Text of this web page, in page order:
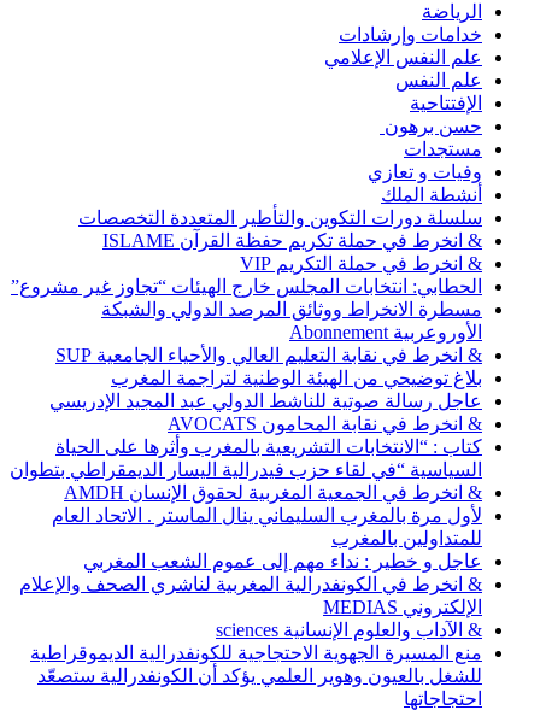
الرياضة
خدامات وإرشادات
علم النفس الإعلامي
علم النفس
الإفتتاحية
حسن برهون
مستجدات
وفيات و تعازي
أنشطة الملك
سلسلة دورات التكوين والتأطير المتعددة التخصصات
& انخرط في حملة تكريم حفظة القرآن ISLAME
& انخرط في حملة التكريم VIP
الحطابي: انتخابات المجلس خارج الهيئات “تجاوز غير مشروع”
مسطرة الانخراط ووثائق المرصد الدولي والشبكة
الأوروعربية Abonnement
& انخرط في نقابة التعليم العالي والأحياء الجامعية SUP
بلاغ توضيحي من الهيئة الوطنية لتراجمة المغرب
عاجل رسالة صوتية للناشط الدولي عبد المجيد الإدريسي
& انخرط في نقابة المحامون AVOCATS
كتاب : “الانتخابات التشريعية بالمغرب وأثرها على الحياة
السياسية “في لقاء حزب فيدرالية اليسار الديمقراطي بتطوان
& انخرط في الجمعية المغربية لحقوق الإنسان AMDH
لأول مرة بالمغرب السليماني ينال الماستر . الاتحاد العام
للمتداولين بالمغرب
عاجل و خطير : نداء مهم إلى عموم الشعب المغربي
& انخرط في الكونفدرالية المغربية لناشري الصحف والإعلام
الإلكتروني MEDIAS
& الآداب والعلوم الإنسانية sciences
منع المسيرة الجهوية الاحتجاجية للكونفدرالية الديموقراطية
للشغل بالعيون وهوير العلمي يؤكد أن الكونفدرالية ستصعّد
احتجاجاتها